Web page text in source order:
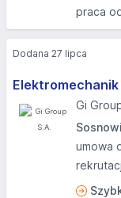
praca
Gi
umowa
Dodana 27 lipca